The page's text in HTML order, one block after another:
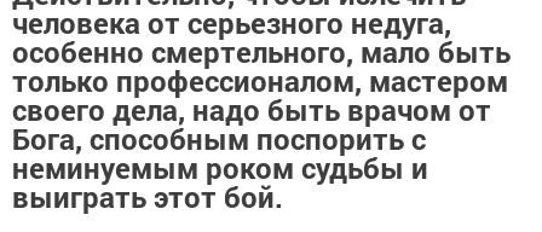
человека от серьезного недуга,
особенно смертельного, мало быть
только профессионалом, мастером
своего дела, надо быть врачом от
Бога, способным поспорить с
неминуемым роком судьбы и
выиграть этот бой.